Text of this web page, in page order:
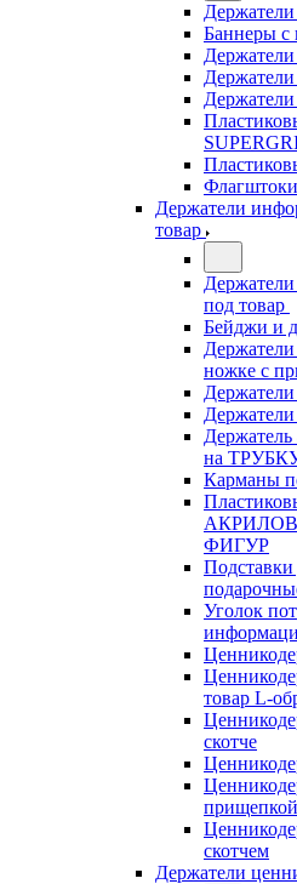
Баннеры с
Флагштоки
Держатели
товар
под товар
Бейджи и
ножке с
на
Карманы
ФИГУР
Уголок
товар L-
скотче
прищепкой
скотчем
Держатели